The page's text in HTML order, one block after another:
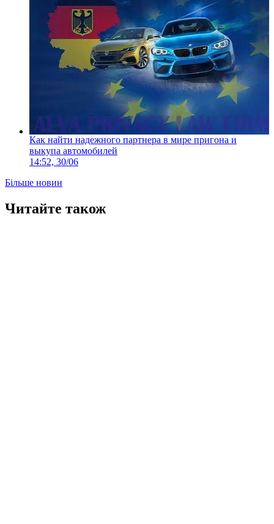
Как найти надежного партнера в мире пригона и
выкупа автомобилей
14:52, 30/06
Більше новин
Читайте також